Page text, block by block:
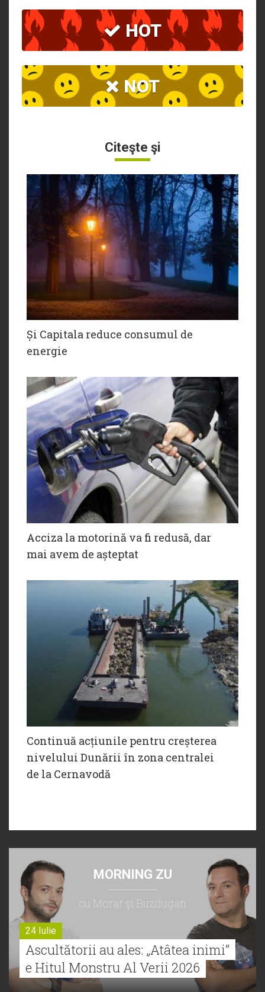
HOT
NOT
Citeşte şi
Și Capitala reduce consumul de
energie
Acciza la motorină va fi redusă, dar
mai avem de așteptat
Continuă acțiunile pentru creșterea
nivelului Dunării în zona centralei
de la Cernavodă
MORNING ZU
cu Morar şi Buzdugan
24 Iulie
Ascultătorii au ales: „Atâtea inimi”
e Hitul Monstru Al Verii 2026